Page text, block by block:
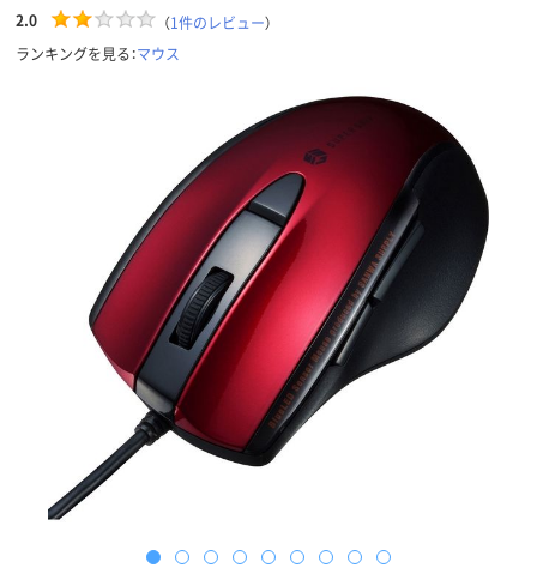
2.0 （1件のレビュー）
ランキングを見る：マウス